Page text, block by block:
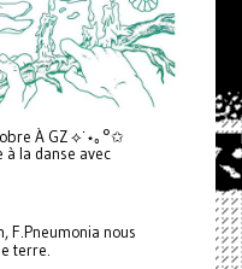
À GZ ⟡˙⋆｡°✩
à la danse avec
F.Pneumonia nous
terre.